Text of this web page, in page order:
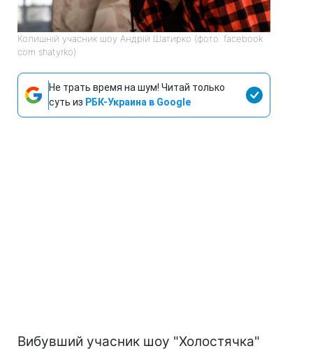
Колишній учасник шоу Андрій Шатирко (фото: facebook
com shatyrko)
Не трать время на шум! Читай только
суть из РБК-Украина в Google
Вибувший учасник шоу "Холостячка"